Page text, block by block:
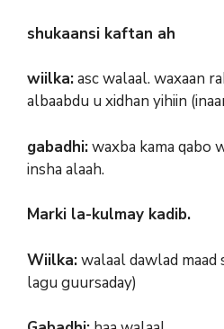
shukaansi kaftan ah
wiilka:asc walaal. waxaan
albaabdu u xidhan yihiin
gabadhi:waxba kama qabo
insha alaah.
Marki la-kulmay kadib.
Wiilka:walaal dawlad maad
lagu guursaday)